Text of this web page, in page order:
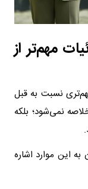
مهم‌تر از
مهم‌تری نسبت به قبل
نمی‌شود؛ بلکه
این موارد اشاره